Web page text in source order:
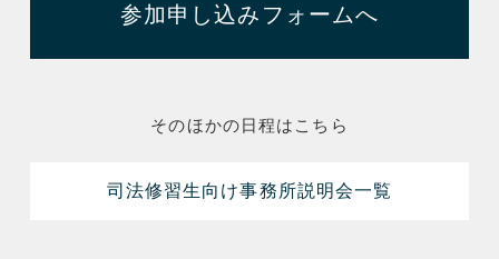
参加申し込みフォームへ
そのほかの日程はこちら
司法修習生向け事務所説明会一覧